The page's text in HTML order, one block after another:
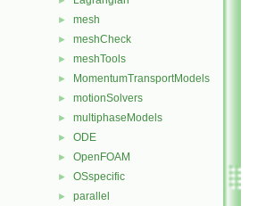
► mesh
► meshCheck
► meshTools
► MomentumTransportModels
► motionSolvers
► multiphaseModels
► ODE
► OpenFOAM
► OSspecific
► parallel